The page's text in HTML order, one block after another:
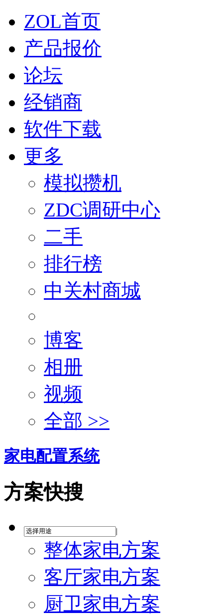
ZOL首页
产品报价
论坛
经销商
软件下载
更多
模拟攒机
ZDC调研中心
二手
排行榜
中关村商城
博客
相册
视频
全部 >>
家电配置系统
方案快搜
|
整体家电方案
客厅家电方案
厨卫家电方案